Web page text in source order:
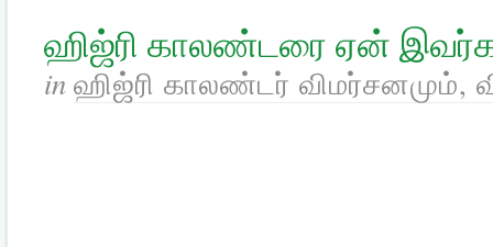
ஹிஜ்ரி காலண்டரை ஏன்
in ஹிஜ்ரி காலண்டர் விமர்சனமும்,